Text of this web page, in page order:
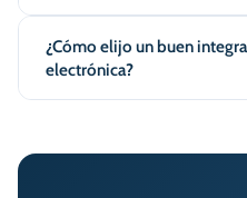
¿Cómo elijo un buen
electrónica?